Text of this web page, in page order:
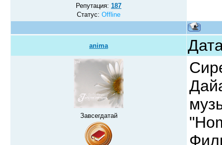
Репутация: 187
Статус: Offline
anima
Завсегдатай